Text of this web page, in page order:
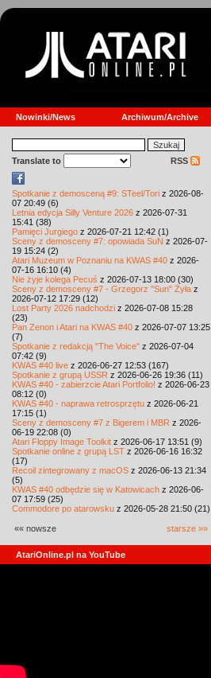
Nowinki/News Archiwum/Archive
Translate to RSS
Spotkanie z demosceną #9: STeel/Tori z 2026-08-
07 20:49 (6)
Letnia edycja Silly Venture 2026 z 2026-07-31
15:41 (38)
Pamięci Jurgiego z 2026-07-21 12:42 (1)
Sceny z demosceny #7: opowiada SuN z 2026-07-
19 15:24 (2)
Atari Muzeum w Poznaniu na KWAS #40 z 2026-
07-16 16:10 (4)
Nie żyje kolega Pecuś z 2026-07-13 18:00 (30)
Sceny z demosceny #7 - Grzegorz "Sun" Żyła z
2026-07-12 17:29 (12)
Lost Party 2026 nadchodzi z 2026-07-08 15:28
(23)
Pan Zenon i Atari na KWAS #40 z 2026-07-07 13:25
(7)
Spotkanie z redakcją "The Voice" z 2026-07-04
07:42 (9)
KWAS #40 live z 2026-06-27 12:53 (167)
Spotkanie z grupą USSR z 2026-06-26 19:36 (11)
KWAS #40 - zabierzcie Atari Portfolio! z 2026-06-23
08:12 (0)
KWAS #40 - naprawa retrosprzętu z 2026-06-21
17:15 (1)
Sceny z demosceny #7 z Bigerem i MBR z 2026-
06-19 22:08 (0)
Atari Floppy Image Toolkit z 2026-06-17 13:51 (9)
Spotkanie online z grupą LST z 2026-06-16 16:32
(17)
Recoil zintegrowany z macOS z 2026-06-13 21:34
(5)
KWAS #40 odbędzie się w Katowicach z 2026-06-
07 17:59 (25)
Commodore po atarowsku z 2026-05-28 21:50 (21)
«« nowsze starsze »»
AtariOnline.pl na YouTube